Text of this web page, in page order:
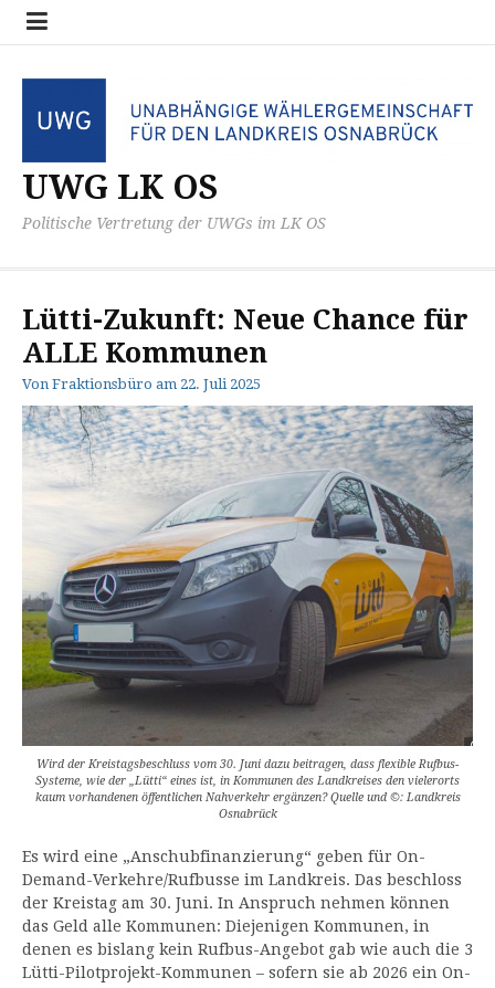
Zum
Inhalt
UWG LK OS
Politische Vertretung der UWGs im LK OS
Lütti-Zukunft: Neue Chance für
ALLE Kommunen
Von Fraktionsbüro am 22. Juli 2025
Wird der Kreistagsbeschluss vom 30. Juni dazu beitragen, dass flexible Rufbus-
Systeme, wie der „Lütti“ eines ist, in Kommunen des Landkreises den vielerorts
kaum vorhandenen öffentlichen Nahverkehr ergänzen? Quelle und ©: Landkreis
Osnabrück
Es wird eine „Anschubfinanzierung“ geben für On-
Demand-Verkehre/Rufbusse im Landkreis. Das beschloss
der Kreistag am 30. Juni. In Anspruch nehmen können
das Geld alle Kommunen: Diejenigen Kommunen, in
denen es bislang kein Rufbus-Angebot gab wie auch die 3
Lütti-Pilotprojekt-Kommunen – sofern sie ab 2026 ein On-